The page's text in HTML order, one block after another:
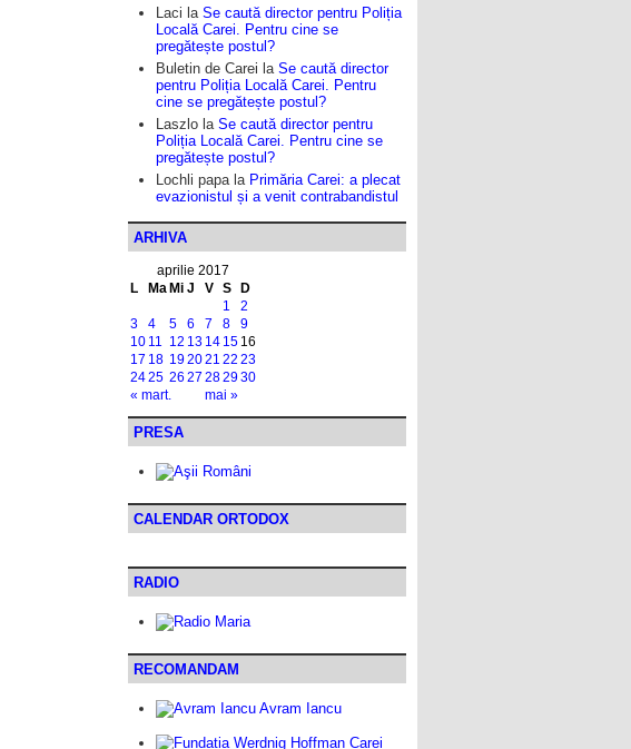
Laci la Se caută director pentru Poliția
Locală Carei. Pentru cine se
pregătește postul?
Buletin de Carei la Se caută director
pentru Poliția Locală Carei. Pentru
cine se pregătește postul?
Laszlo la Se caută director pentru
Poliția Locală Carei. Pentru cine se
pregătește postul?
Lochli papala Primăria Carei: a plecat
evazionistul și a venit contrabandistul
ARHIVA
aprilie 2017
L
Ma Mi J V S D
« mart. mai »
1
2
3
4 5 6 7 8
9
10 11 12 13 14 15 16
17 18 192021 22 23
2425 26 27 282930
PRESA
CALENDAR ORTODOX
RADIO
RECOMANDAM
Avram Iancu